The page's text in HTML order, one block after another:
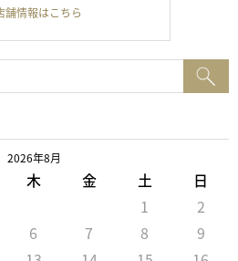
舗情報はこちら
2026年8月
木 金 土 日
1
2
6 7 8
9